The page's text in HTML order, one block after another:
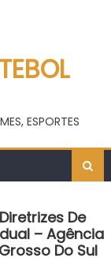
ESPORTES
De
– Agência
Do Sul